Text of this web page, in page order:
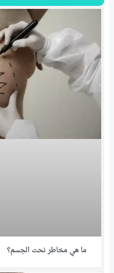
ما هي مخاطر نحت الجسم؟